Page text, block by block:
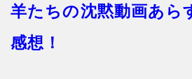
羊たちの沈黙動画あら
感想！